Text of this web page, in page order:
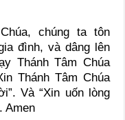
chúng ta tôn
đình, và dâng lên
Thánh Tâm Chúa
Thánh Tâm Chúa
Và “Xin uốn lòng
Amen